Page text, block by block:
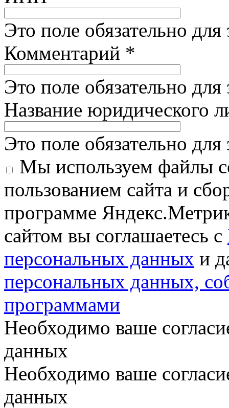
Это поле обязательно для
Комментарий *
Это поле обязательно для
Название юридического
Это поле обязательно для
Мы используем файлы
пользованием сайта и
программе
сайтом вы соглашаетесь с
персональных данных и
персональных данных,
программами
Необходимо ваше
данных
Необходимо ваше
данных